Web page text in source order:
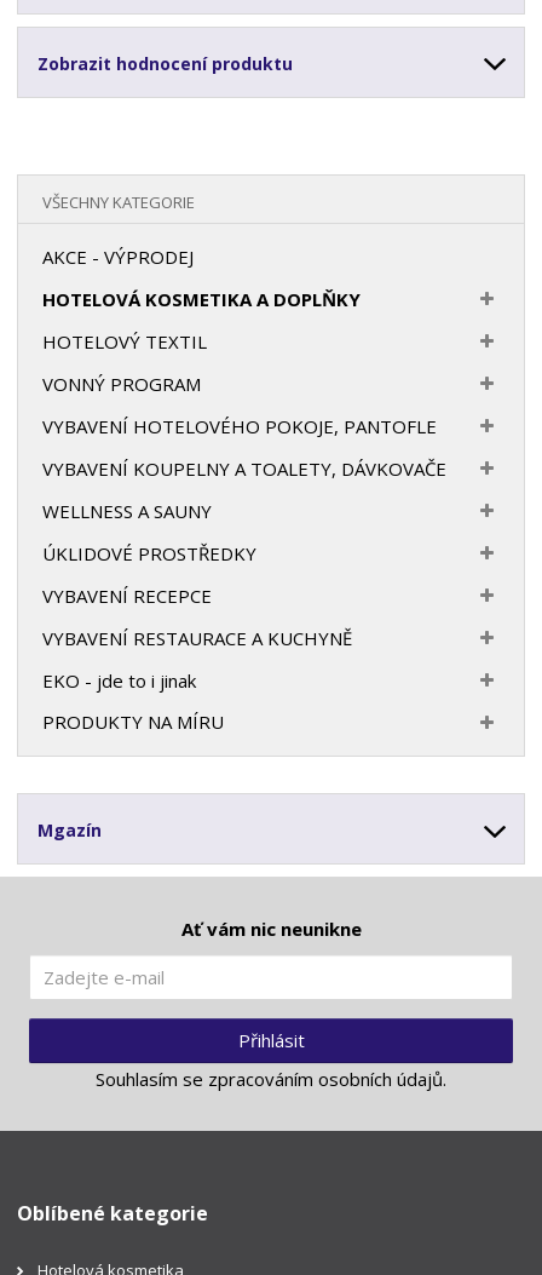
Zobrazit hodnocení produktu
VŠECHNY KATEGORIE
AKCE - VÝPRODEJ
HOTELOVÁ KOSMETIKA A DOPLŇKY
HOTELOVÝ TEXTIL
VONNÝ PROGRAM
VYBAVENÍ HOTELOVÉHO POKOJE, PANTOFLE
VYBAVENÍ KOUPELNY A TOALETY, DÁVKOVAČE
WELLNESS A SAUNY
ÚKLIDOVÉ PROSTŘEDKY
VYBAVENÍ RECEPCE
VYBAVENÍ RESTAURACE A KUCHYNĚ
EKO - jde to i jinak
PRODUKTY NA MÍRU
Mgazín
Ať vám nic neunikne
Přihlásit
Souhlasím se zpracováním osobních údajů.
Oblíbené kategorie
Hotelová kosmetika